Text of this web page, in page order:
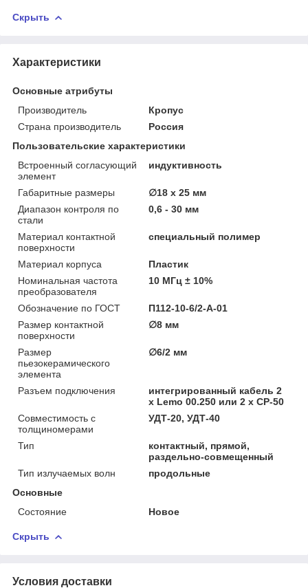
Скрыть
Характеристики
Основные атрибуты
Производитель
Кропус
Страна производитель
Россия
Пользовательские характеристики
Встроенный согласующий
элемент
индуктивность
Габаритные размеры
∅18 х 25 мм
Диапазон контроля по
стали
0,6 - 30 мм
Материал контактной
поверхности
специальный полимер
Материал корпуса
Пластик
Номинальная частота
преобразователя
10 МГц ± 10%
Обозначение по ГОСТ
П112-10-6/2-А-01
Размер контактной
поверхности
∅8 мм
Размер
пьезокерамического
элемента
∅6/2 мм
Разъем подключения
интегрированный кабель 2
х Lemo 00.250 или 2 х CР-50
Совместимость с
толщиномерами
УДТ-20, УДТ-40
Тип
контактный, прямой,
раздельно-совмещенный
Тип излучаемых волн
продольные
Основные
Состояние
Новое
Скрыть
Условия доставки